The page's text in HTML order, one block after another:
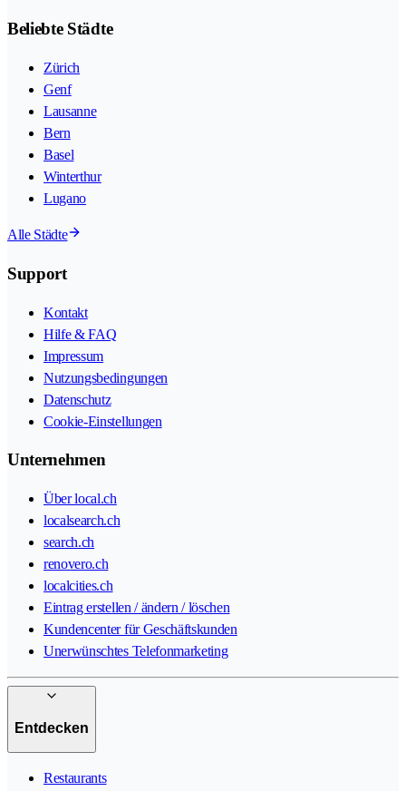
Beliebte Städte
Zürich
Genf
Lausanne
Bern
Basel
Winterthur
Lugano
Alle Städte
Support
Kontakt
Hilfe & FAQ
Impressum
Nutzungsbedingungen
Datenschutz
Cookie-Einstellungen
Unternehmen
Über local.ch
localsearch.ch
search.ch
renovero.ch
localcities.ch
Eintrag erstellen / ändern / löschen
Kundencenter für Geschäftskunden
Unerwünschtes Telefonmarketing
Entdecken
Restaurants